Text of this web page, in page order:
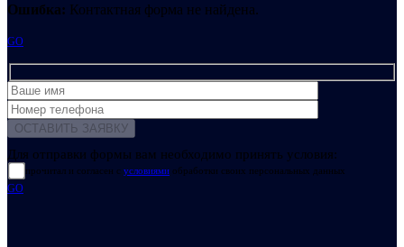
Ошибка: Контактная форма не найдена.
GO
Для отправки формы вам необходимо принять условия:
прочитал и согласен с условиями обработки своих персональных данных
GO